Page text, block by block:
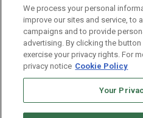
Politica de privacidad
Pautas Editoriales
AdChoices
Advertise with us
Newsletters
We process your personal
improve our sites and service, to
campaigns and to provide
advertising. By clicking the button
exercise your privacy rights. For
privacy notice Cookie Policy
Your